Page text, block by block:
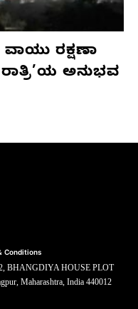
ರಕ್ಷಣಾ
ಅನುಭವ
Conditions
BHANGDIYA HOUSE PLOT
Maharashtra, India 440012